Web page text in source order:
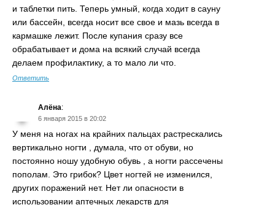
и таблетки пить. Теперь умный, когда ходит в сауну
или бассейн, всегда носит все свое и мазь всегда в
кармашке лежит. После купания сразу все
обрабатывает и дома на всякий случай всегда
делаем профилактику, а то мало ли что.
Ответить
Алёна:
6 января 2015 в 20:02
У меня на ногах на крайних пальцах растрескались
вертикально ногти , думала, что от обуви, но
постоянно ношу удобную обувь , а ногти рассечены
пополам. Это грибок? Цвет ногтей не изменился,
других поражений нет. Нет ли опасности в
использовании аптечных лекарств для